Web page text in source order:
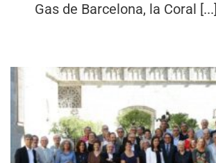
Gas de Barcelona, la Coral [...]